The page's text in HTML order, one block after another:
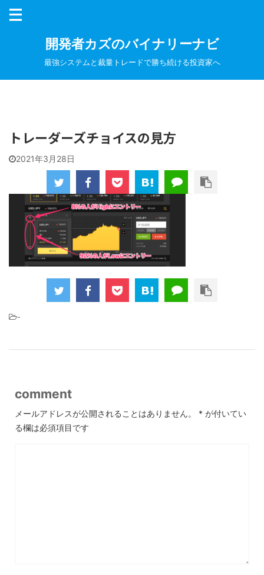
開発者カズのバイナリーナビ
最強システムと裁量トレードで勝ち続ける投資家へ
トレーダーズチョイスの見方
2021年3月28日
-
comment
メールアドレスが公開されることはありません。 * が付いてい
る欄は必須項目です